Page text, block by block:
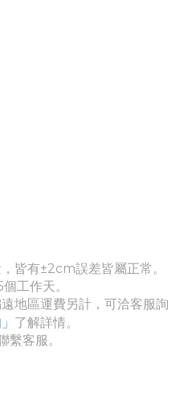
皆有±2cm誤差皆屬正常。
工作天。
地區運費另計，可洽客服詢
了解詳情。
繫客服。